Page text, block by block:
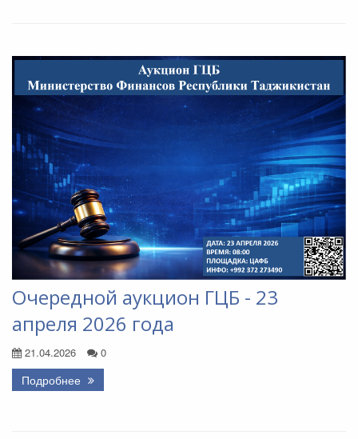
Очередной аукцион ГЦБ - 23
апреля 2026 года
21.04.2026 0
Подробнее